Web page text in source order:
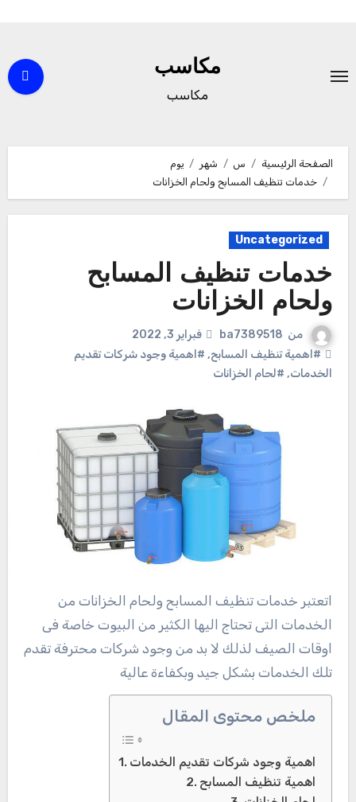
المحتوى
مكاسب
مكاسب
الصفحة الرئيسية س شهر
يوم
خدمات تنظيف المسابح ولحام الخزانات
Uncategorized
خدمات تنظيف المسابح
ولحام الخزانات
من ba7389518
فبراير 3, 2022
#اهمية تنظيف المسابح, #اهمية وجود شركات تقديم
الخدمات, #لحام الخزانات
الخدمات التى تحتاج اليها الكثير من البيوت خاصة فى
اوقات الصيف لذلك لا بد من وجود شركات محترفة تقدم
تلك الخدمات بشكل جيد وبكفاءة عالية
ملخص محتوى المقال
اهمية وجود شركات تقديم الخدمات
اهمية تنظيف المسابح